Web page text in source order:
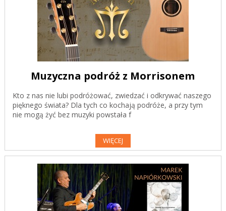
Muzyczna podróż z Morrisonem
Kto z nas nie lubi podróżować, zwiedzać i odkrywać naszego
pięknego świata? Dla tych co kochają podróże, a przy tym
nie mogą żyć bez muzyki powstała f
WIĘCEJ